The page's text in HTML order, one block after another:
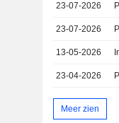
23-07-2026
23-07-2026
13-05-2026
23-04-2026
Meer zien